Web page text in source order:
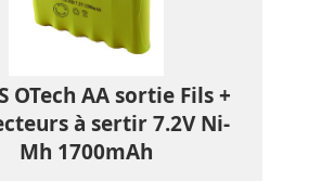
OTech AA sortie Fils +
à sertir 7.2V Ni-
Mh 1700mAh